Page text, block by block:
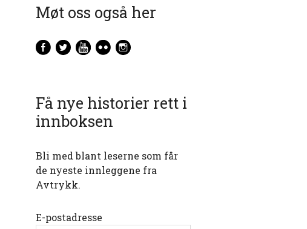
Møt oss også her
Få nye historier rett i
innboksen
Bli med blant leserne som får
de nyeste innleggene fra
Avtrykk.
E-postadresse